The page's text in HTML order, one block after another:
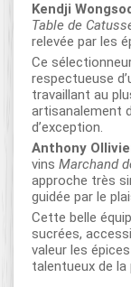
Kendji
Table de
relevée par les
Ce
respectueuse
travaillant au
artisanalement
d’exception.
Anthony
vins Marchand
approche très
guidée par le
Cette belle
sucrées,
valeur les
talentueux de la